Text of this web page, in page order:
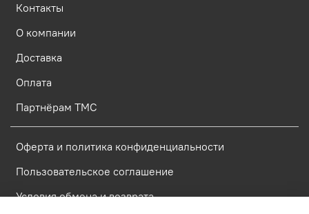
Контакты
О компании
Доставка
Оплата
Партнёрам ТМС
Оферта и политика конфиденциальности
Пользовательское соглашение
Условия обмена и возврата